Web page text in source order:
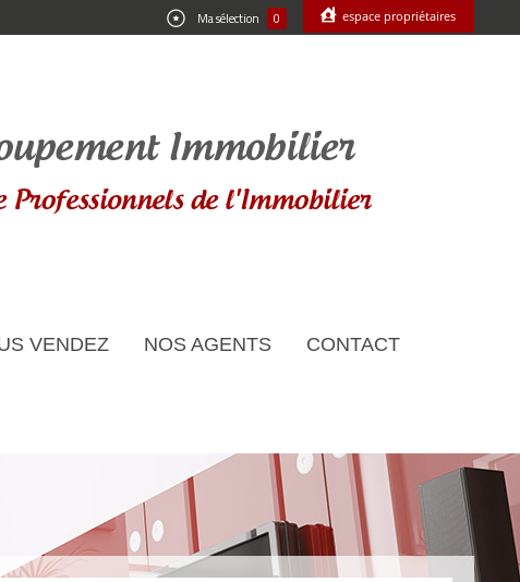
Ma sélection 0 espace propriétaires
VENDEZ NOS AGENTS CONTACT